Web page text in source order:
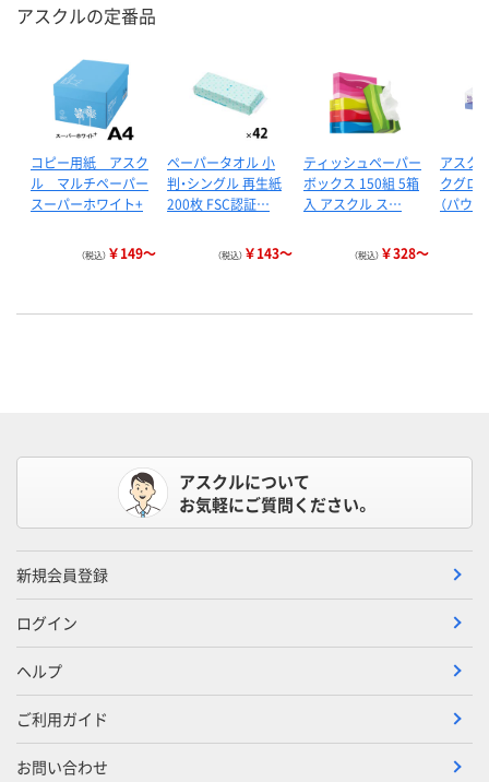
アスクルの定番品
コピー用紙 アスク
ル マルチペーパー
スーパーホワイト+
（税込） ￥149～
ペーパータオル 小
判・シングル 再生紙
200枚 FSC認証…
（税込） ￥143～
ティッシュペーパー
ボックス 150組 5箱
入 アスクル ス…
（税込） ￥328～
アスク
クグロ
（パウ
アスクルについて
お気軽にご質問ください。
新規会員登録
ログイン
ヘルプ
ご利用ガイド
お問い合わせ